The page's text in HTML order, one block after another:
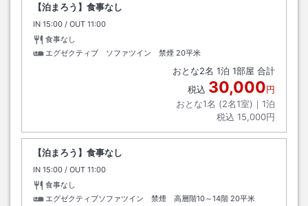
【泊まろう】食事なし
IN チェックイン
15:00 / OUT チェックアウト
11:00
食事なし
エグゼクティブ ソファツイン 禁煙 20平米
おとな2名 1泊 1部屋 合計
税込 30,000円
おとな1名 (2名1室)｜ 1泊
税込 15,000円
【泊まろう】食事なし
IN チェックイン
15:00 / OUT チェックアウト
11:00
食事なし
エグゼクティブソファツイン 禁煙 高層階10～14階 20平米